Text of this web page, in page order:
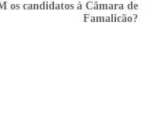
os candidatos à Câmara de
Famalicão?